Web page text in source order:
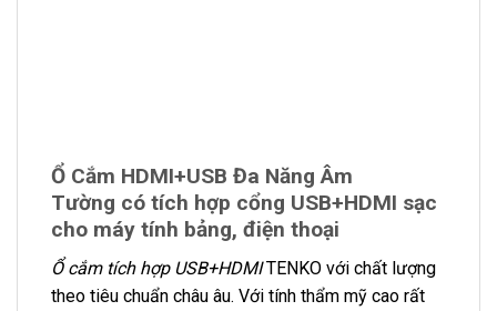
Ổ Cắm HDMI+USB Đa Năng Âm
Tường có tích hợp cổng USB+HDMI sạc
cho máy tính bảng, điện thoại
Ổ cắm tích hợp USB+HDMITENKO với chất lượng
theo tiêu chuẩn châu âu. Với tính thẩm mỹ cao rất